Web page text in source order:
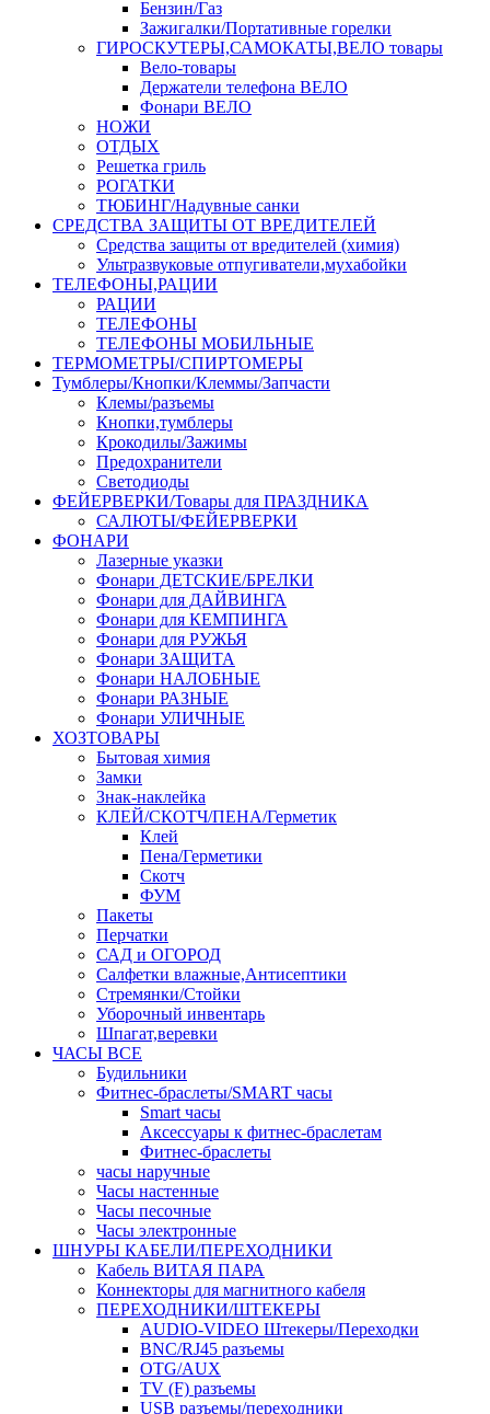
Бензин/Газ
Зажигалки/Портативные горелки
ГИРОСКУТЕРЫ,САМОКАТЫ,ВЕЛО товары
Вело-товары
Держатели телефона ВЕЛО
Фонари ВЕЛО
НОЖИ
ОТДЫХ
Решетка гриль
РОГАТКИ
ТЮБИНГ/Надувные санки
СРЕДСТВА ЗАЩИТЫ ОТ ВРЕДИТЕЛЕЙ
Средства защиты от вредителей (химия)
Ультразвуковые отпугиватели,мухабойки
ТЕЛЕФОНЫ,РАЦИИ
РАЦИИ
ТЕЛЕФОНЫ
ТЕЛЕФОНЫ МОБИЛЬНЫЕ
ТЕРМОМЕТРЫ/СПИРТОМЕРЫ
Тумблеры/Кнопки/Клеммы/Запчасти
Клемы/разъемы
Кнопки,тумблеры
Крокодилы/Зажимы
Предохранители
Светодиоды
ФЕЙЕРВЕРКИ/Товары для ПРАЗДНИКА
САЛЮТЫ/ФЕЙЕРВЕРКИ
ФОНАРИ
Лазерные указки
Фонари ДЕТСКИЕ/БРЕЛКИ
Фонари для ДАЙВИНГА
Фонари для КЕМПИНГА
Фонари для РУЖЬЯ
Фонари ЗАЩИТА
Фонари НАЛОБНЫЕ
Фонари РАЗНЫЕ
Фонари УЛИЧНЫЕ
ХОЗТОВАРЫ
Бытовая химия
Замки
Знак-наклейка
КЛЕЙ/СКОТЧ/ПЕНА/Герметик
Клей
Пена/Герметики
Скотч
ФУМ
Пакеты
Перчатки
САД и ОГОРОД
Салфетки влажные,Антисептики
Стремянки/Стойки
Уборочный инвентарь
Шпагат,веревки
ЧАСЫ ВСЕ
Будильники
Фитнес-браслеты/SMART часы
Smart часы
Аксессуары к фитнес-браслетам
Фитнес-браслеты
часы наручные
Часы настенные
Часы песочные
Часы электронные
ШНУРЫ КАБЕЛИ/ПЕРЕХОДНИКИ
Кабель ВИТАЯ ПАРА
Коннекторы для магнитного кабеля
ПЕРЕХОДНИКИ/ШТЕКЕРЫ
AUDIO-VIDEO Штекеры/Переходки
BNC/RJ45 разъемы
OTG/AUX
TV (F) разъемы
USB разъемы/переходники